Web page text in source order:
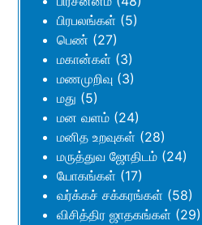
பிரபலங்கள் (5)
பெண் (27)
மகான்கள் (3)
மணமுறிவு (3)
மது (5)
மன வளம் (24)
மனித உறவுகள் (28)
மருத்துவ ஜோதிடம் (24)
யோகங்கள் (17)
வர்க்கச் சக்கரங்கள் (58)
விசித்திர ஜாதகங்கள் (29)